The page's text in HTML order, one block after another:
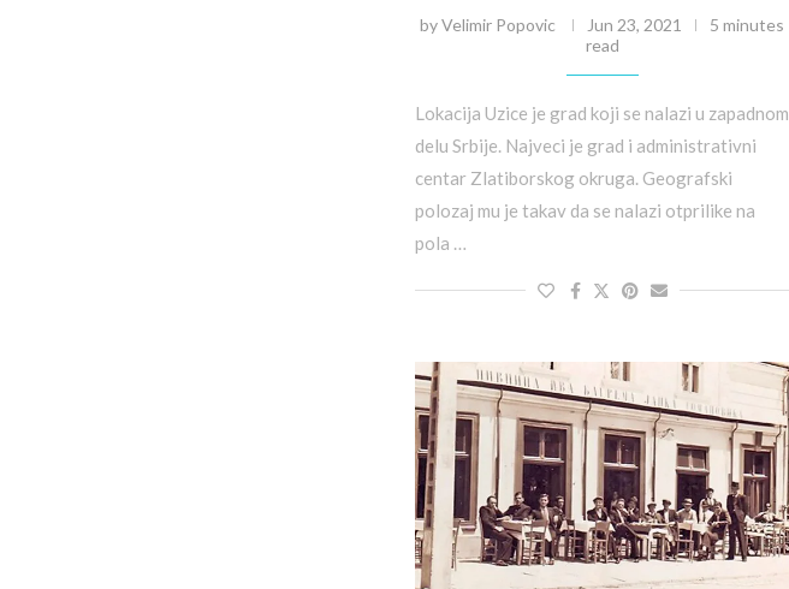
byVelimir Popovic Jun 23, 2021
5 minutes
read
Lokacija Uzice je grad koji se nalazi u zapadnom
delu Srbije. Najveci je grad i administrativni
centar Zlatiborskog okruga. Geografski
polozaj mu je takav da se nalazi otprilike na
pola …